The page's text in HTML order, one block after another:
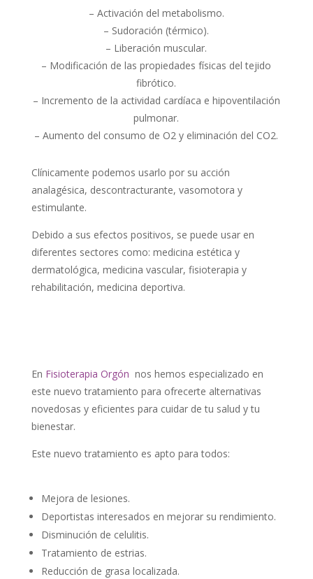
– Activación del metabolismo.
– Sudoración (térmico).
– Liberación muscular.
– Modificación de las propiedades físicas del tejido
fibrótico.
– Incremento de la actividad cardíaca e hipoventilación
pulmonar.
– Aumento del consumo de O2 y eliminación del CO2.
Clínicamente podemos usarlo por su acción
analagésica, descontracturante, vasomotora y
estimulante.
Debido a sus efectos positivos, se puede usar en
diferentes sectores como: medicina estética y
dermatológica, medicina vascular, fisioterapia y
rehabilitación, medicina deportiva.
En Fisioterapia Orgón nos hemos especializado en
este nuevo tratamiento para ofrecerte alternativas
novedosas y eficientes para cuidar de tu salud y tu
bienestar.
Este nuevo tratamiento es apto para todos:
Mejora de lesiones.
Deportistas interesados en mejorar su rendimiento.
Disminución de celulitis.
Tratamiento de estrias.
Reducción de grasa localizada.